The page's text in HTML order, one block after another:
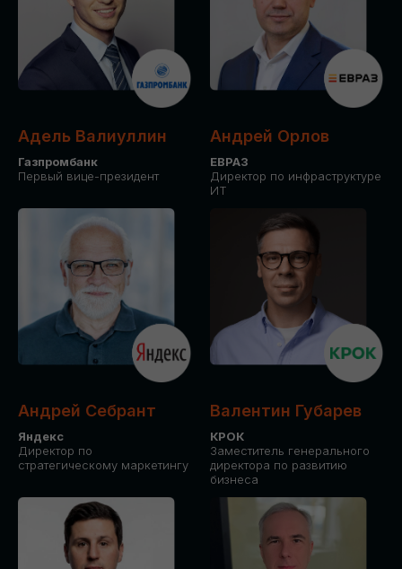
Адель Валиуллин
Газпромбанк
Первый вице-президент
Андрей Орлов
ЕВРАЗ
Директор по инфраструктуре
ИТ
Андрей Себрант
Яндекс
Директор по
стратегическому маркетингу
Валентин Губарев
КРОК
Заместитель генерального
директора по развитию
бизнеса